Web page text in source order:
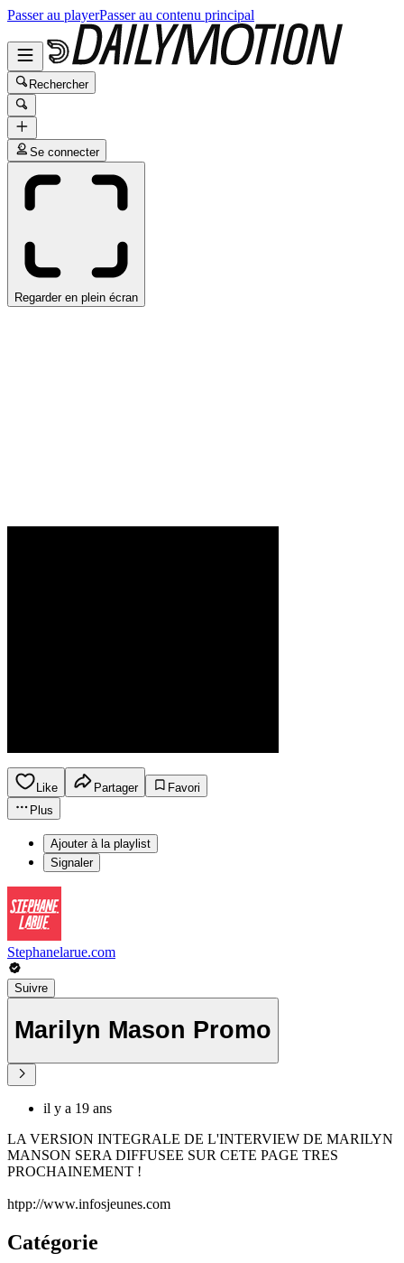
Passer au playerPasser au contenu principal
Rechercher
Se connecter
Regarder en plein écran
Like Partager
Favori
Plus
Ajouter à la playlist
Signaler
Stephanelarue.com
Suivre
Marilyn Mason Promo
il y a 19 ans
LA VERSION INTEGRALE DE L'INTERVIEW DE MARILYN
MANSON SERA DIFFUSEE SUR CETE PAGE TRES
PROCHAINEMENT !
htpp://www.infosjeunes.com
Catégorie